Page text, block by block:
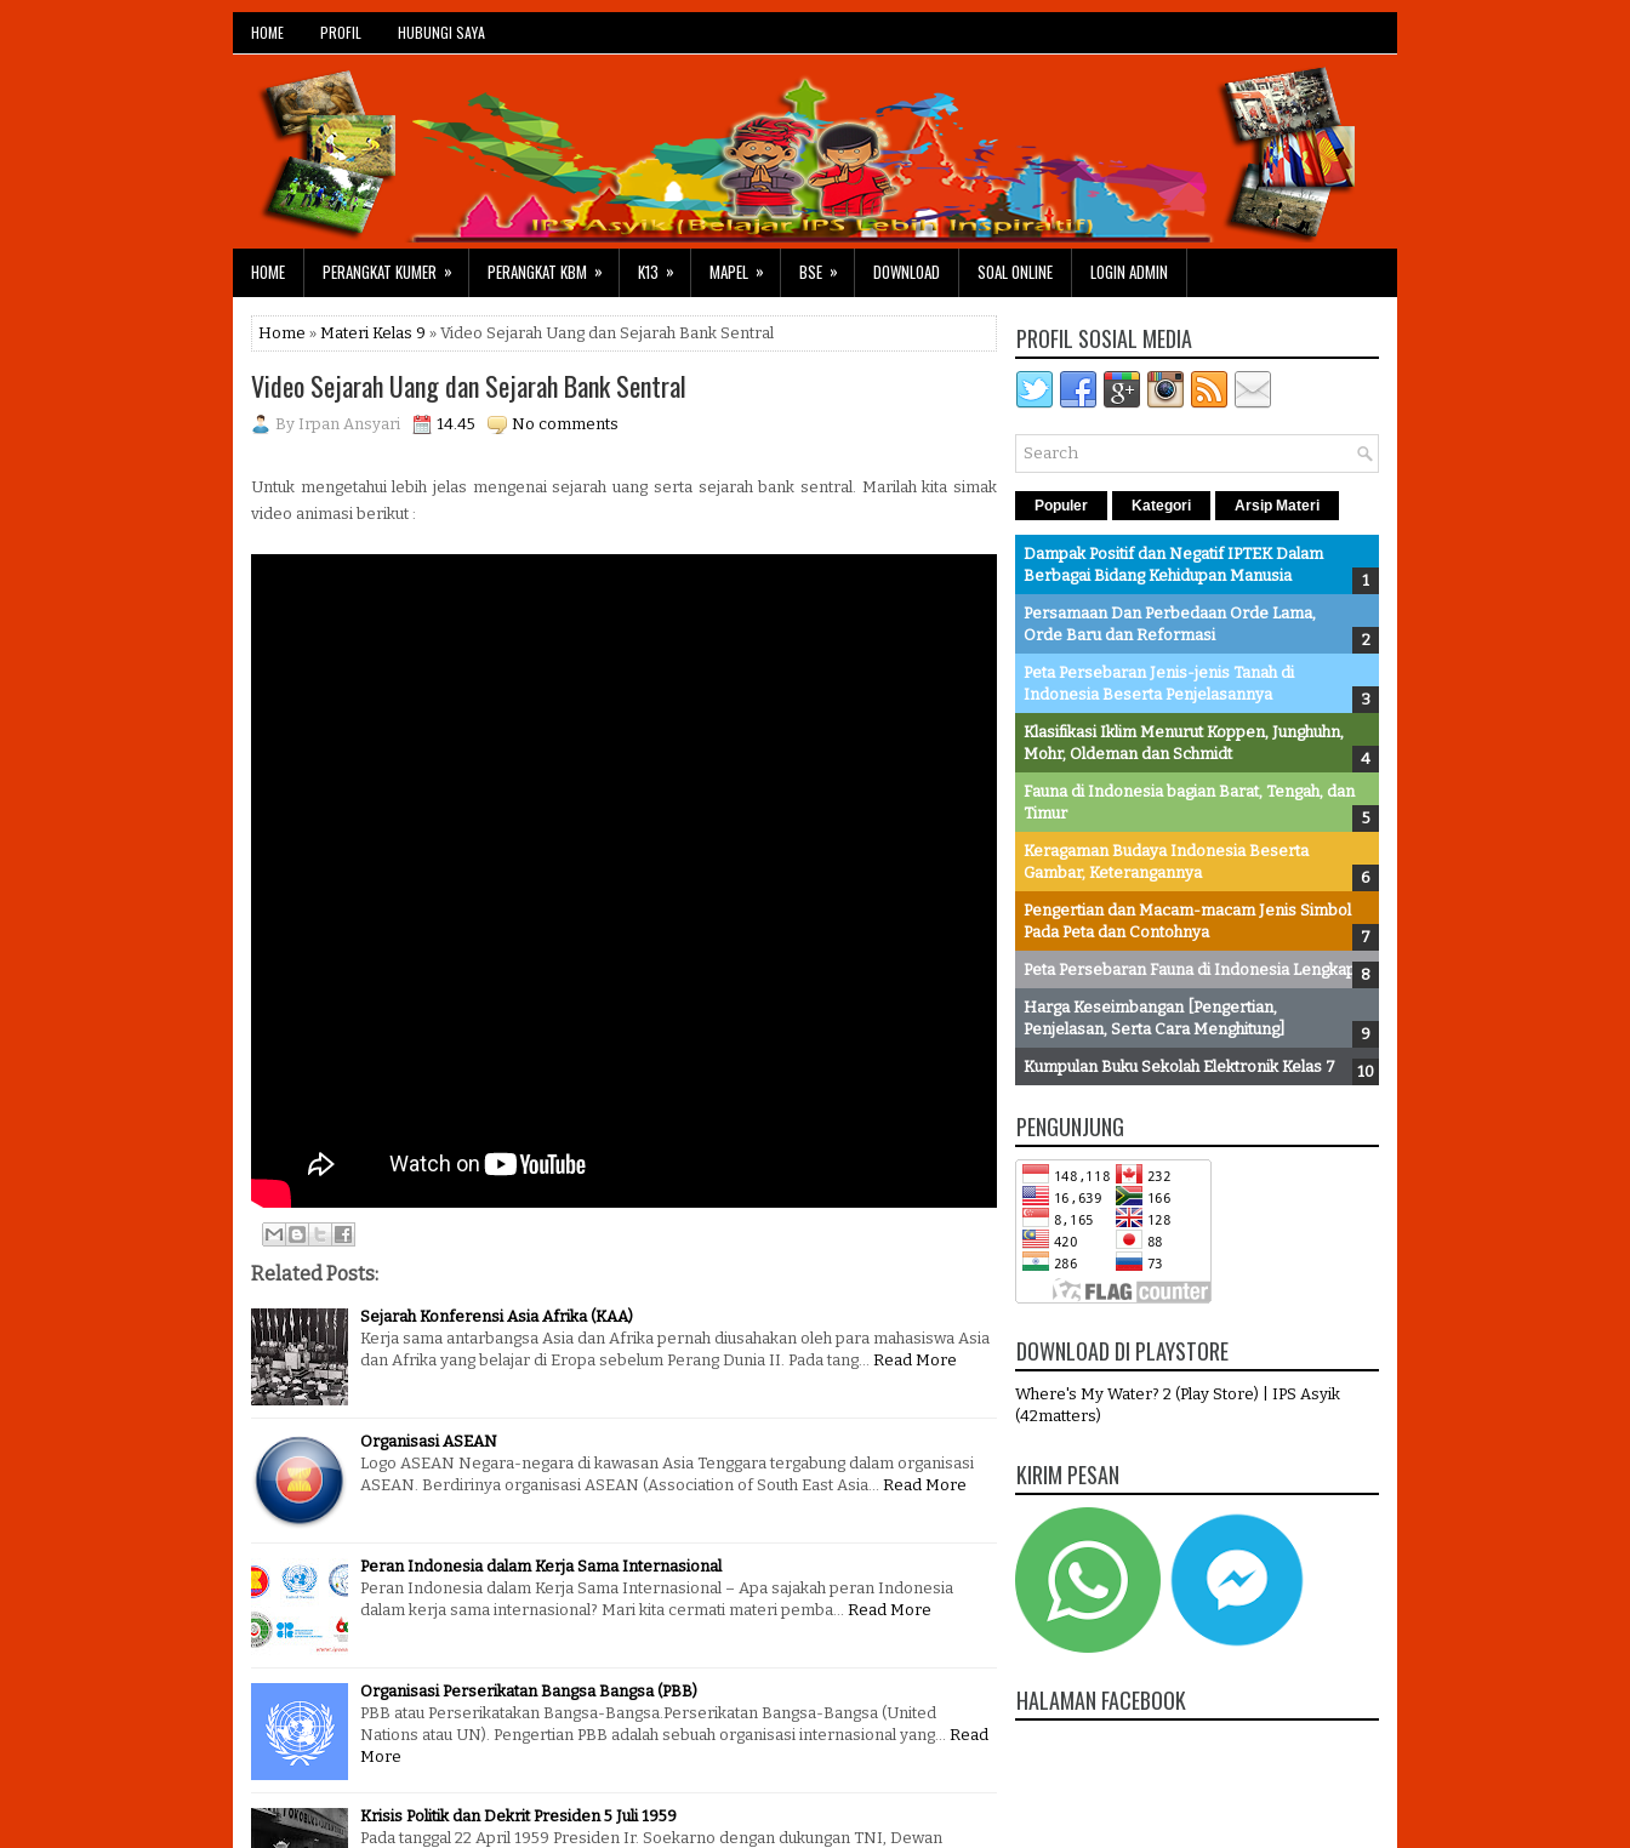
HOME PROFIL HUBUNGI SAYA
HOME PERANGKAT KUMER » PERANGKAT KBM » K13 » MAPEL » BSE » DOWNLOAD SOAL ONLINE LOGIN ADMIN
Home » Materi Kelas 9 » Video Sejarah Uang dan Sejarah Bank Sentral
Video Sejarah Uang dan Sejarah Bank Sentral
By Irpan Ansyari 14.45 No comments
Untuk mengetahui lebih jelas mengenai sejarah uang serta sejarah bank sentral. Marilah kita simak
video animasi berikut :
Related Posts:
Sejarah Konferensi Asia Afrika (KAA)
Kerja sama antarbangsa Asia dan Afrika pernah diusahakan oleh para mahasiswa Asia
dan Afrika yang belajar di Eropa sebelum Perang Dunia II. Pada tang…
Read More
Organisasi ASEAN
Logo ASEAN Negara-negara di kawasan Asia Tenggara tergabung dalam organisasi
ASEAN. Berdirinya organisasi ASEAN (Association of South East Asia…
Read More
Peran Indonesia dalam Kerja Sama Internasional
Peran Indonesia dalam Kerja Sama Internasional – Apa sajakah peran Indonesia
dalam kerja sama internasional? Mari kita cermati materi pemba…
Read More
Organisasi Perserikatan Bangsa Bangsa (PBB)
PBB atau Perserikatakan Bangsa-Bangsa.Perserikatan Bangsa-Bangsa (United
Nations atau UN). Pengertian PBB adalah sebuah organisasi internasional yang…
Read
More
Krisis Politik dan Dekrit Presiden 5 Juli 1959
Pada tanggal 22 April 1959 Presiden Ir. Soekarno dengan dukungan TNI, Dewan
PROFIL SOSIAL MEDIA
Populer Kategori Arsip Materi
Dampak Positif dan Negatif IPTEK Dalam
Berbagai Bidang Kehidupan Manusia
Persamaan Dan Perbedaan Orde Lama,
Orde Baru dan Reformasi
Peta Persebaran Jenis-jenis Tanah di
Indonesia Beserta Penjelasannya
Klasifikasi Iklim Menurut Koppen, Junghuhn,
Mohr, Oldeman dan Schmidt
Fauna di Indonesia bagian Barat, Tengah, dan
Timur
Keragaman Budaya Indonesia Beserta
Gambar, Keterangannya
Pengertian dan Macam-macam Jenis Simbol
Pada Peta dan Contohnya
Peta Persebaran Fauna di Indonesia Lengkap
Harga Keseimbangan [Pengertian,
Penjelasan, Serta Cara Menghitung]
Kumpulan Buku Sekolah Elektronik Kelas 7
PENGUNJUNG
DOWNLOAD DI PLAYSTORE
Where's My Water? 2 (Play Store)
IPS Asyik
(42matters)
KIRIM PESAN
HALAMAN FACEBOOK